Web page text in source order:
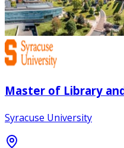
Master of Library
Syracuse University